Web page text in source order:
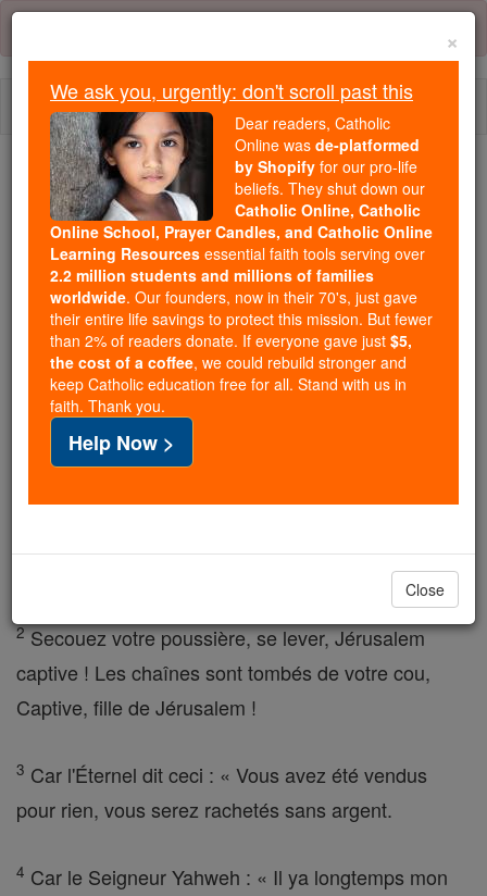
Skip
content
Trending:
Daily Reading for Thursday, October ...
Today's Reading The Mysteries of the Rosary
Ésaïe - Chapitre 52
Ésaïe ⌄ Chapter 52 ⌄
Réveillez-vous, réveillez-vous! Habillez -vous en
force, Sion. Mettez vos plus beaux habits,
2Secouez votre poussière, se lever, Jérusalem
captive ! Les chaînes sont tombés de votre cou,
Captive, fille de Jérusalem !
3 Car l'Éternel dit ceci : « Vous avez été vendus
pour rien, vous serez rachetés sans argent.
4 Car le Seigneur Yahweh : « Il ya longtemps mon
×
We ask you, urgently: don't scroll past this
Dear readers, Catholic
Online was de-platformed
by Shopify for our pro-life
beliefs. They shut down our
Catholic Online, Catholic
Online School, Prayer Candles, and Catholic Online
Learning Resources essential faith tools serving over
2.2 million students and millions of families
worldwide. Our founders, now in their 70's, just gave
their entire life savings to protect this mission. But fewer
than 2% of readers donate. If everyone gave just $5,
the cost of a coffee, we could rebuild stronger and
keep Catholic education free for all. Stand with us in
faith. Thank you.
Help Now >
Close